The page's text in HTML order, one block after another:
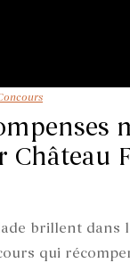
Château
brillent dans
qui